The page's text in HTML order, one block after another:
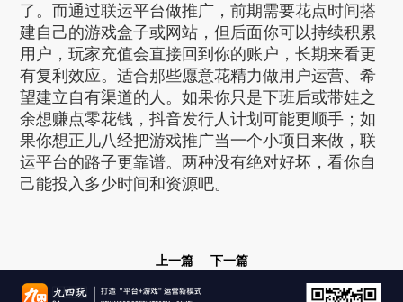
了。而通过联运平台做推广，前期需要花点时间搭
建自己的游戏盒子或网站，但后面你可以持续积累
用户，玩家充值会直接回到你的账户，长期来看更
有复利效应。适合那些愿意花精力做用户运营、希
望建立自有渠道的人。如果你只是下班后或带娃之
余想赚点零花钱，抖音发行人计划可能更顺手；如
果你想正儿八经把游戏推广当一个小项目来做，联
运平台的路子更靠谱。两种没有绝对好坏，看你自
己能投入多少时间和资源吧。
上一篇 下一篇